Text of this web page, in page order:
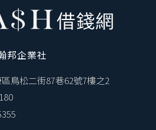
邦企業社
鳥松二街87巷62號7樓之2